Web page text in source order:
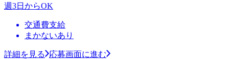
週3日からOK
交通費支給
まかないあり
詳細を見る
応募画面に進む